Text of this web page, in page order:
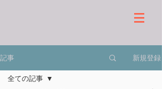
記事 新規登録
全ての記事